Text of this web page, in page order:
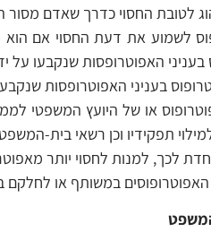
לטובת החסוי כדרך שאדם מסור
לשמוע את דעת החסוי אם
האפוטרופסות שנקבעו על
בעניני האפוטרופסות
או של היועץ המשפטי
למילוי תפקידיו וכן רשאי בית-
לכך, למנות לחסוי יותר
במשותף או לחלקם